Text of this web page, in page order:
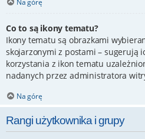
Co to są ikony tematu?
Ikony tematu są obrazkami
skojarzonymi z postami – sugerują
korzystania z ikon tematu
nadanych przez administratora
Na górę
Rangi użytkownika i grupy